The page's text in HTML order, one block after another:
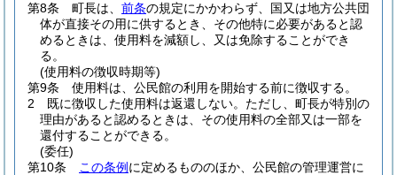
第8条
町長は、 前条の規定にかかわらず、国又は地方公共団
体が直接その用に供するとき、その他特に必要があると認
めるときは、使用料を減額し、又は免除することができ
る。
(使用料の徴収時期等)
第9条
使用料は、公民館の利用を開始する前に徴収する。
2
既に徴収した使用料は返還しない。 ただし、町長が特別の
理由があると認めるときは、その使用料の全部又は一部を
還付することができる。
(委任)
第10条
この条例 に定めるもののほか、公民館の管理運営に